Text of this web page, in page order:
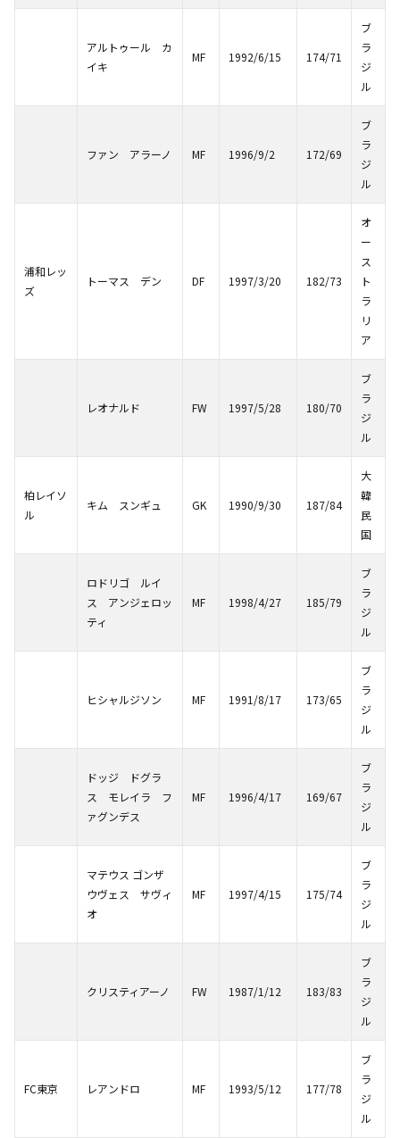
アルトゥール カ
イキ
MF 1992/6/15 174/71
ブ
ラ
ジ
ル
ファン アラーノ MF 1996/9/2 172/69
ブ
ラ
ジ
ル
浦和レッ
ズ
トーマス デン DF 1997/3/20 182/73
オ
ー
ス
ト
ラ
リ
ア
レオナルド FW 1997/5/28 180/70
ブ
ラ
ジ
ル
柏レイソ
ル
キム スンギュ GK 1990/9/30 187/84
大
韓
民
国
ロドリゴ ルイ
ス アンジェロッ
ティ
MF 1998/4/27 185/79
ブ
ラ
ジ
ル
ヒシャルジソン MF 1991/8/17 173/65
ブ
ラ
ジ
ル
ドッジ ドグラ
ス モレイラ フ
ァグンデス
MF 1996/4/17 169/67
ブ
ラ
ジ
ル
マテウス ゴンザ
ウヴェス サヴィ
オ
MF 1997/4/15 175/74
ブ
ラ
ジ
ル
クリスティアーノ FW 1987/1/12 183/83
ブ
ラ
ジ
ル
FC東京 レアンドロ MF 1993/5/12 177/78
ブ
ラ
ジ
ル